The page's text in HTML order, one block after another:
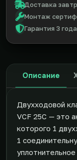
Доставка
Монтаж
Гарантия 3 года
Описание
Двухходовой
VCF 25C — это
которого 1
1